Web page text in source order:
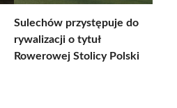
Sulechów przystępuje do
rywalizacji o tytuł
Rowerowej Stolicy Polski